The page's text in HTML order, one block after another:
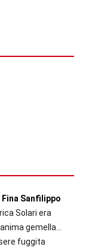
Sanfilippo
Solari era
gemella...
fuggita